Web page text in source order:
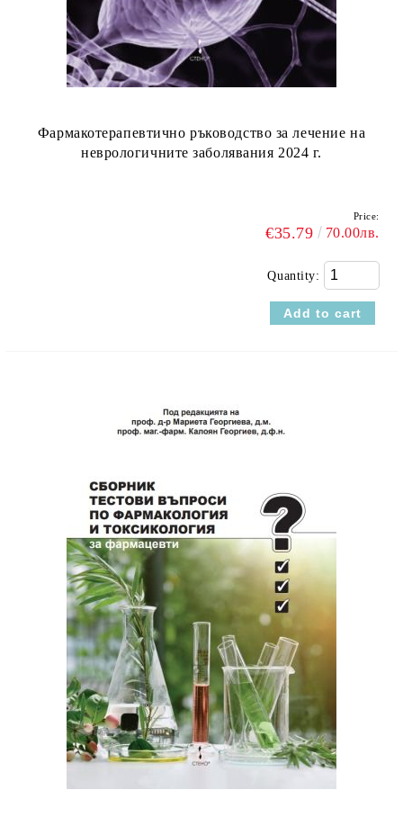
Фармакотерапевтично ръководство за лечение на
неврологичните заболявания 2024 г.
Price:
€35.79 70.00лв.
Quantity: